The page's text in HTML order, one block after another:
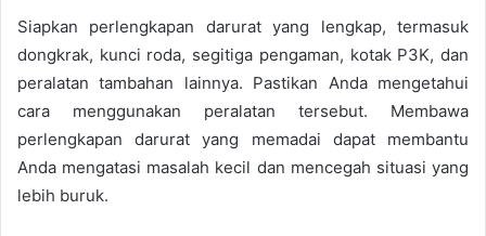
Siapkan perlengkapan darurat yang lengkap, termasuk
dongkrak, kunci roda, segitiga pengaman, kotak P3K, dan
peralatan tambahan lainnya. Pastikan Anda mengetahui
cara menggunakan peralatan tersebut. Membawa
perlengkapan darurat yang memadai dapat membantu
Anda mengatasi masalah kecil dan mencegah situasi yang
lebih buruk.